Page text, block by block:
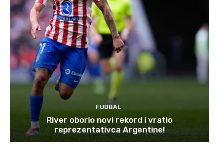
FUDBAL
River oborio novi rekord i vratio
reprezentativca Argentine!